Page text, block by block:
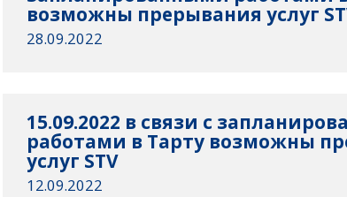
возможны прерывания услуг
28.09.2022
15.09.2022 в связи с
работами в Тарту возможны
услуг STV
12.09.2022